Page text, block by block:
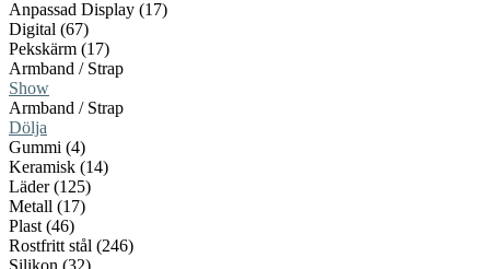
Anpassad Display (17)
Digital (67)
Pekskärm (17)
Armband / Strap
Show
Armband / Strap
Dölja
Gummi (4)
Keramisk (14)
Läder (125)
Metall (17)
Plast (46)
Rostfritt stål (246)
Silikon (32)